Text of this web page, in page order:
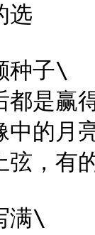
选
种子\
都是赢
中的月
弦，有
满\